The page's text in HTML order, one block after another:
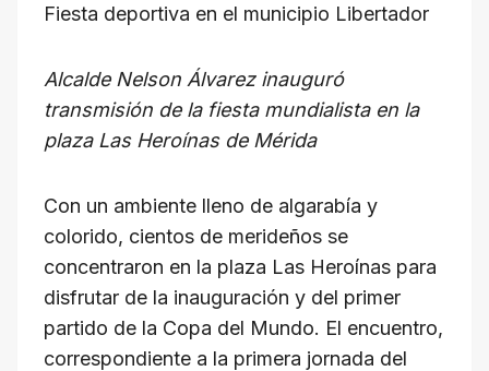
at
s
A
p
c
e
b
o
k
e
gr
a
m
e
d
s
ail p
Li
n
Fiesta deportiva en el municipio Libertador
Alcalde Nelson Álvarez inauguró
transmisión de la fiesta mundialista en la
plaza Las Heroínas de Mérida
Con un ambiente lleno de algarabía y
colorido, cientos de merideños se
concentraron en la plaza Las Heroínas para
disfrutar de la inauguración y del primer
partido de la Copa del Mundo. El encuentro,
correspondiente a la primera jornada del